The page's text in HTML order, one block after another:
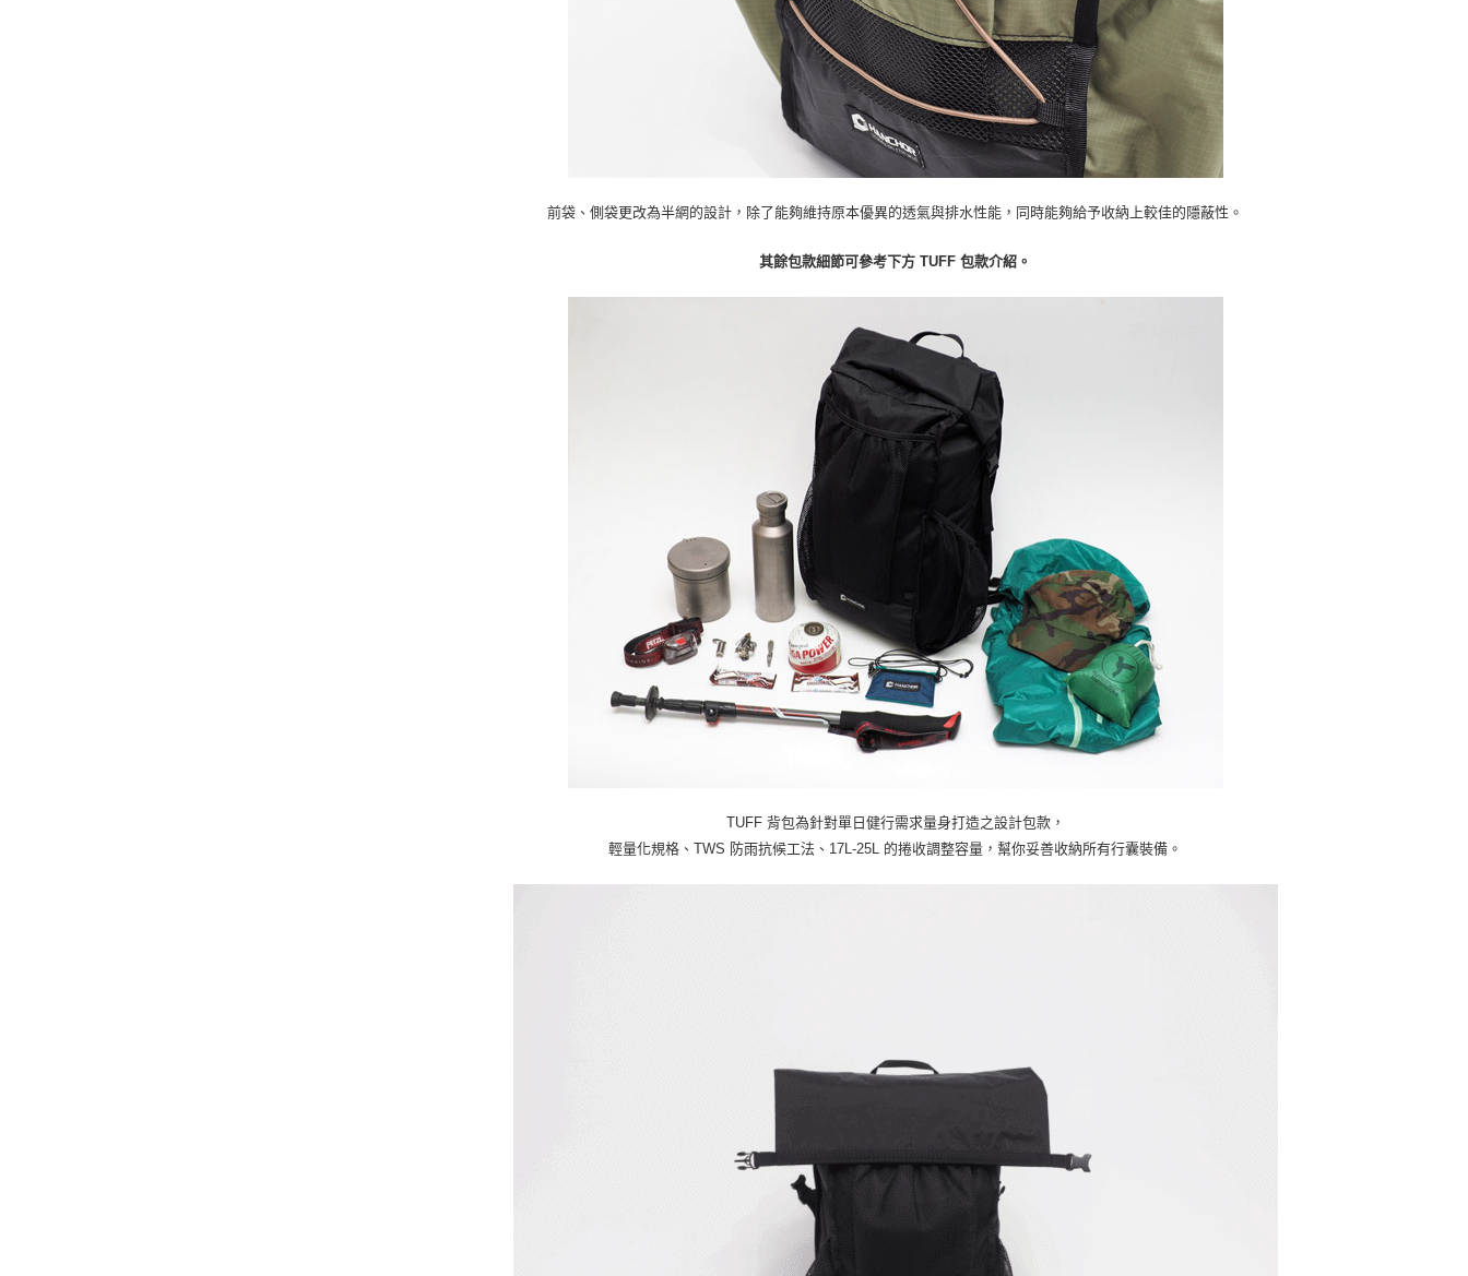
前袋、側袋更改為半網的設計，除了能夠維持原本優異的透氣與排水性能，同時能夠給予收納上較佳的隱蔽性。
其餘包款細節可參考下方 TUFF 包款介紹。
TUFF 背包為針對單日健行需求量身打造之設計包款，
輕量化規格、TWS 防雨抗候工法、17L-25L 的捲收調整容量，幫你妥善收納所有行囊裝備。